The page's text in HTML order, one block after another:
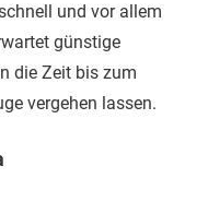
und vor allem
günstige
die Zeit bis zum
vergehen lassen.